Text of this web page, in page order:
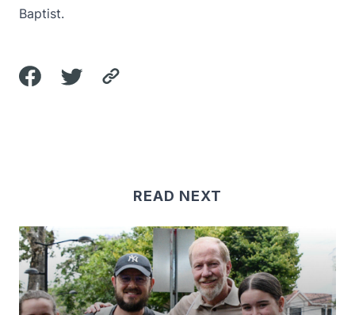
Baptist.
READ NEXT